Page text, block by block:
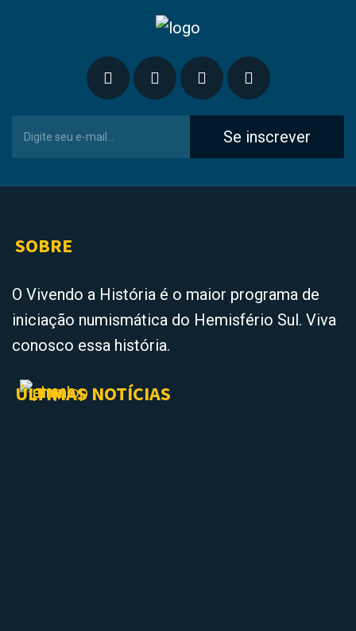
Se inscrever
SOBRE
O Vivendo a História é o maior programa de
iniciação numismática do Hemisfério Sul. Viva
conosco essa história.
ÚLTIMAS NOTÍCIAS